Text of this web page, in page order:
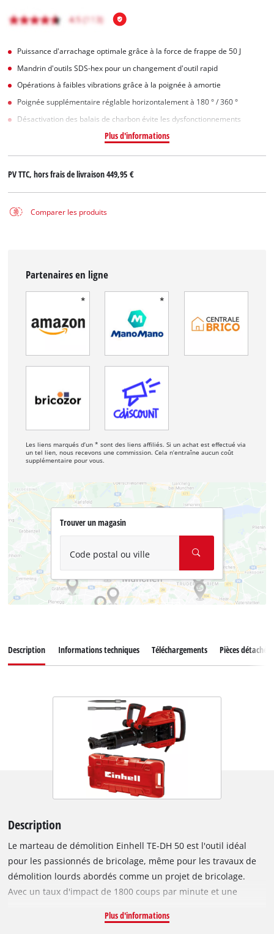
Puissance d'arrachage optimale grâce à la force de frappe de 50 J
Mandrin d'outils SDS-hex pour un changement d'outil rapid
Opérations à faibles vibrations grâce à la poignée à amortie
Poignée supplémentaire réglable horizontalement à 180 ° / 360 °
Désactivation des balais de charbon évite les dysfonctionnements
Plus d'informations
PV TTC, hors frais de livraison449,95 €
Comparer les produits
Partenaires en ligne
Les liens marqués d’un * sont des liens affiliés. Si un achat est effectué via
un tel lien, nous recevons une commission. Cela n’entraîne aucun coût
supplémentaire pour vous.
Trouver un magasin
Code postal ou ville
Description Informations techniques Téléchargements Pièces détachées
Description
Le marteau de démolition Einhell TE-DH 50 est l'outil idéal
pour les passionnés de bricolage, même pour les travaux de
démolition lourds abordés comme un projet de bricolage.
Avec un taux d'impact de 1800 coups par minute et une
puissant moteur de 1700 W, les performances de démolition
Plus d'informations